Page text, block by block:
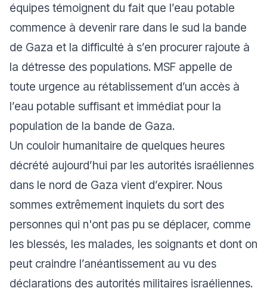
équipes témoignent du fait que l’eau potable
commence à devenir rare dans le sud la bande
de Gaza et la difficulté à s’en procurer rajoute à
la détresse des populations. MSF appelle de
toute urgence au rétablissement d’un accès à
l’eau potable suffisant et immédiat pour la
population de la bande de Gaza.
Un couloir humanitaire de quelques heures
décrété aujourd’hui par les autorités israéliennes
dans le nord de Gaza vient d’expirer. Nous
sommes extrêmement inquiets du sort des
personnes qui n'ont pas pu se déplacer, comme
les blessés, les malades, les soignants et dont on
peut craindre l’anéantissement au vu des
déclarations des autorités militaires israéliennes.